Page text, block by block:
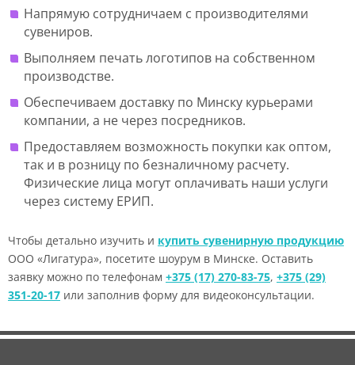
Напрямую сотрудничаем с производителями
сувениров.
Выполняем печать логотипов на собственном
производстве.
Обеспечиваем доставку по Минску курьерами
компании, а не через посредников.
Предоставляем возможность покупки как оптом,
так и в розницу по безналичному расчету.
Физические лица могут оплачивать наши услуги
через систему ЕРИП.
Чтобы детально изучить и купить сувенирную продукцию
ООО «Лигатура», посетите шоурум в Минске. Оставить
заявку можно по телефонам +375 (17) 270-83-75, +375 (29)
351-20-17 или заполнив форму для видеоконсультации.